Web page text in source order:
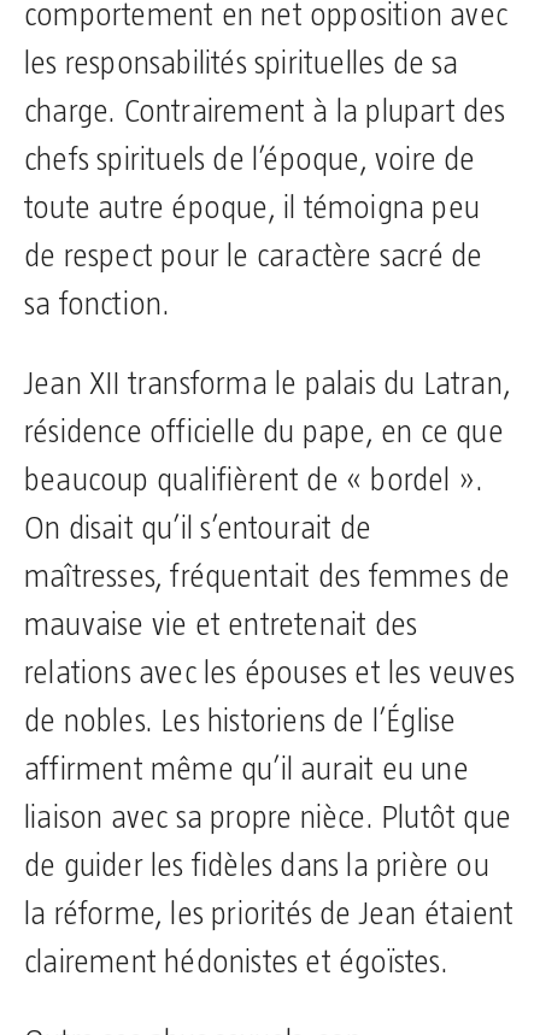
comportement en net opposition avec
les responsabilités spirituelles de sa
charge. Contrairement à la plupart des
chefs spirituels de l’époque, voire de
toute autre époque, il témoigna peu
de respect pour le caractère sacré de
sa fonction.
Jean XII transforma le palais du Latran,
résidence officielle du pape, en ce que
beaucoup qualifièrent de « bordel ».
On disait qu’il s’entourait de
maîtresses, fréquentait des femmes de
mauvaise vie et entretenait des
relations avec les épouses et les veuves
de nobles. Les historiens de l’Église
affirment même qu’il aurait eu une
liaison avec sa propre nièce. Plutôt que
de guider les fidèles dans la prière ou
la réforme, les priorités de Jean étaient
clairement hédonistes et égoïstes.